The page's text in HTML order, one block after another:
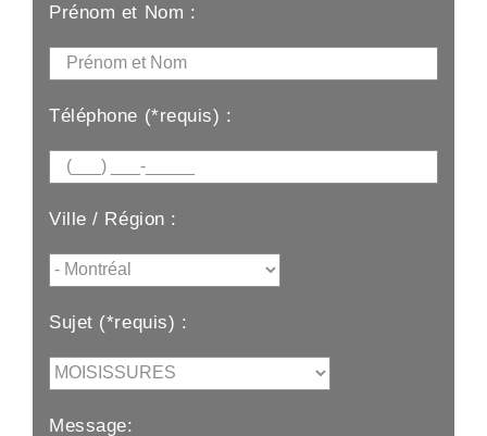
Prénom et Nom :
Téléphone (*requis) :
Ville / Région :
Sujet (*requis) :
Message: